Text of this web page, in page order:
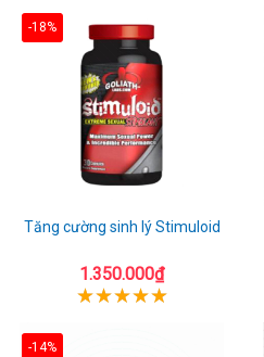
-18%
Tăng cường sinh lý Stimuloid
1.350.000₫
-14%